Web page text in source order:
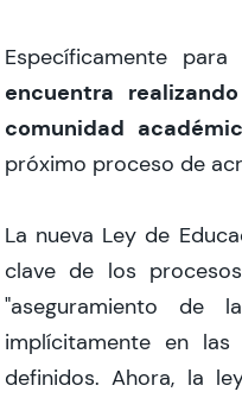
Específicamente para
encuentra
comunidad
próximo proceso de
La nueva Ley de
clave de los
"aseguramiento de
implícitamente en
definidos. Ahora, la